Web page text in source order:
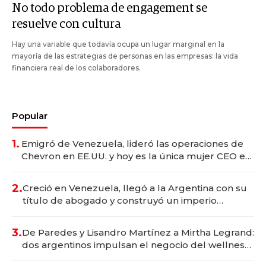
No todo problema de engagement se
resuelve con cultura
Hay una variable que todavía ocupa un lugar marginal en la
mayoría de las estrategias de personas en las empresas: la vida
financiera real de los colaboradores.
Popular
1. Emigró de Venezuela, lideró las operaciones de
Chevron en EE.UU. y hoy es la única mujer CEO en
2.Creció en Venezuela, llegó a la Argentina con su
título de abogado y construyó un imperio
3.De Paredes y Lisandro Martínez a Mirtha Legrand:
dos argentinos impulsan el negocio del wellness